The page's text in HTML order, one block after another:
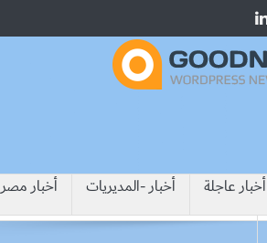
أخبار عاجلة أخبار -المديريات أخبار مصر